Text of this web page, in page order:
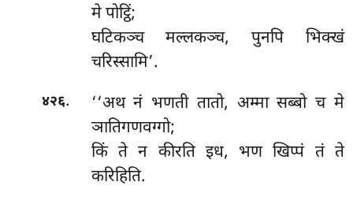
मे पोट्ठिं;
घटिकञ्च मल्लकञ्च, पुनपि भिक्खं
चरिस्सामि’.
४२६.
‘‘अथ नं भणती तातो, अम्मा सब्बो च मे
ञातिगणवग्गो;
किं ते न कीरति इध, भण खिप्पं तं ते
करिहिति.